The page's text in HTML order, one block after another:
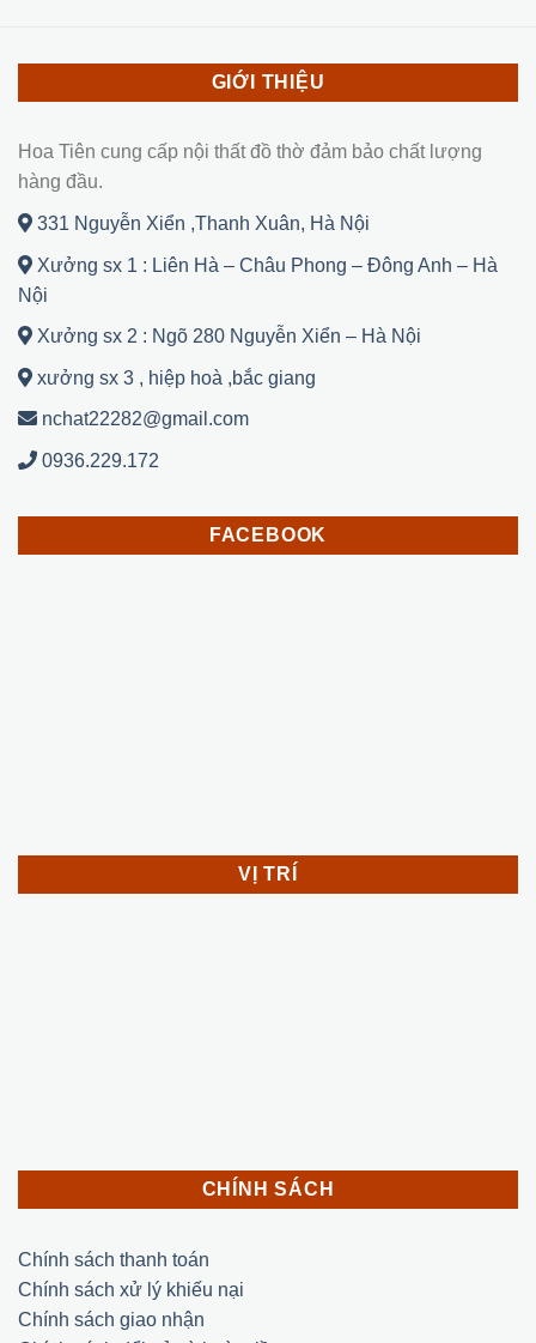
GIỚI THIỆU
Hoa Tiên cung cấp nội thất đồ thờ đảm bảo chất lượng
hàng đầu.
331 Nguyễn Xiển ,Thanh Xuân, Hà Nội
Xưởng sx 1 : Liên Hà – Châu Phong – Đông Anh – Hà
Nội
Xưởng sx 2 : Ngõ 280 Nguyễn Xiển – Hà Nội
xưởng sx 3 , hiệp hoà ,bắc giang
nchat22282@gmail.com
0936.229.172
FACEBOOK
VỊ TRÍ
CHÍNH SÁCH
Chính sách thanh toán
Chính sách xử lý khiếu nại
Chính sách giao nhận